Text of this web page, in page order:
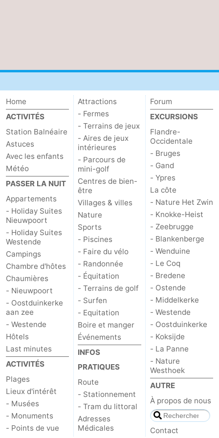
Home
ACTIVITÉS
Station Balnéaire
Astuces
Avec les enfants
Météo
PASSER LA NUIT
Appartements
- Holiday Suites
Nieuwpoort
- Holiday Suites
Westende
Campings
Chambre d'hôtes
Chaumières
- Nieuwpoort
- Oostduinkerke
aan zee
- Westende
Hôtels
Last minutes
ACTIVITÉS
Plages
Lieux d'intérêt
- Musées
- Monuments
- Points de vue
Attractions
- Fermes
- Terrains de jeux
- Aires de jeux
intérieures
- Parcours de
mini-golf
Centres de bien-
être
Villages & villes
Nature
Sports
- Piscines
- Faire du vélo
- Randonnée
- Équitation
- Terrains de golf
- Surfen
- Equitation
Boire et manger
Événements
INFOS
PRATIQUES
Route
- Stationnement
- Tram du littoral
Adresses
Médicales
Forum
EXCURSIONS
Flandre-
Occidentale
- Bruges
- Gand
- Ypres
La côte
- Nature Het Zwin
- Knokke-Heist
- Zeebrugge
- Blankenberge
- Wenduine
- Le Coq
- Bredene
- Ostende
- Middelkerke
- Westende
- Oostduinkerke
- Koksijde
- La Panne
- Nature
Westhoek
AUTRE
À propos de nous
Contact